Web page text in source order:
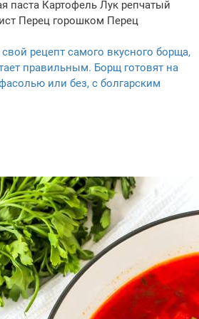
паста Картофель Лук репчатый
Перец горошком Перец
рецепт самого вкусного борща,
правильным. Борщ готовят на
или без, с болгарским